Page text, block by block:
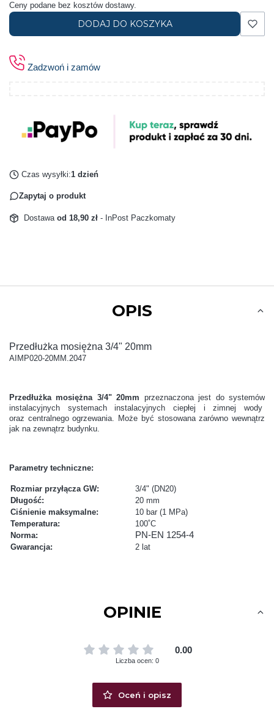
Ceny podane bez kosztów dostawy.
DODAJ DO KOSZYKA
Zadzwoń i zamów
Czas wysyłki:1 dzień
Zapytaj o produkt
Dostawa od 18,90 zł - InPost Paczkomaty
OPIS
Przedłużka mosiężna 3/4" 20mm
AIMP020-20MM.2047
Przedłużka mosiężna 3/4" 20mm przeznaczona jest do systemów
instalacyjnych systemach instalacyjnych ciepłej i zimnej wody
oraz centralnego ogrzewania. Może być stosowana zarówno wewnątrz
jak na zewnątrz budynku.
Parametry techniczne:
Rozmiar przyłącza GW:
3/4" (DN20)
Długość:
20 mm
Ciśnienie maksymalne:
10 bar (1 MPa)
Temperatura:
100˚C
Norma:
PN-EN 1254-4
Gwarancja: 2 lat
OPINIE
0.00
Liczba ocen: 0
Oceń i opisz